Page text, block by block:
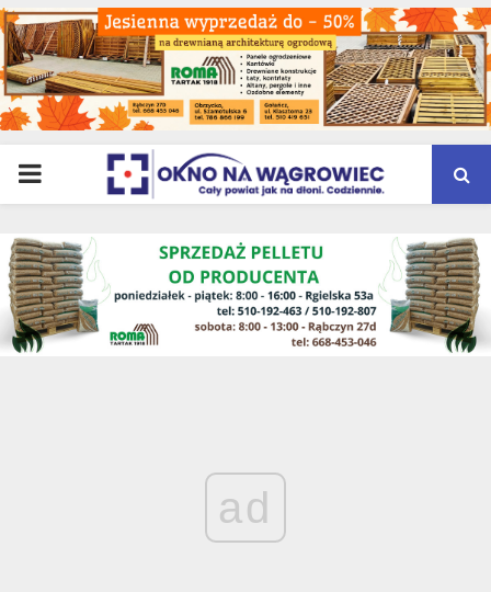
PRIMARY
MENU
ad